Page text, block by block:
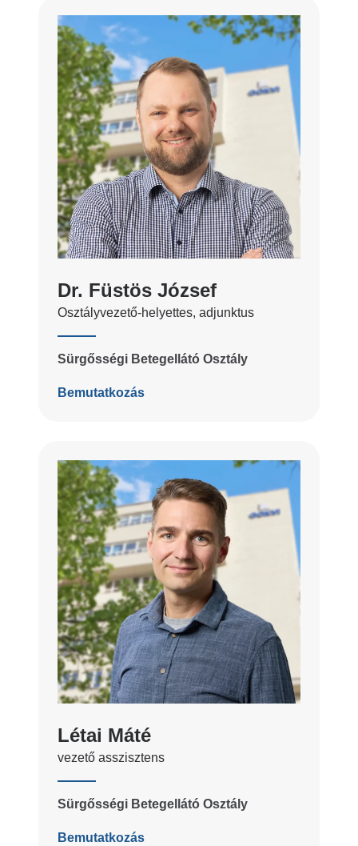
Dr. Füstös József
Osztályvezető-helyettes, adjunktus
Sürgősségi Betegellátó Osztály
Bemutatkozás
Létai Máté
vezető asszisztens
Sürgősségi Betegellátó Osztály
Bemutatkozás